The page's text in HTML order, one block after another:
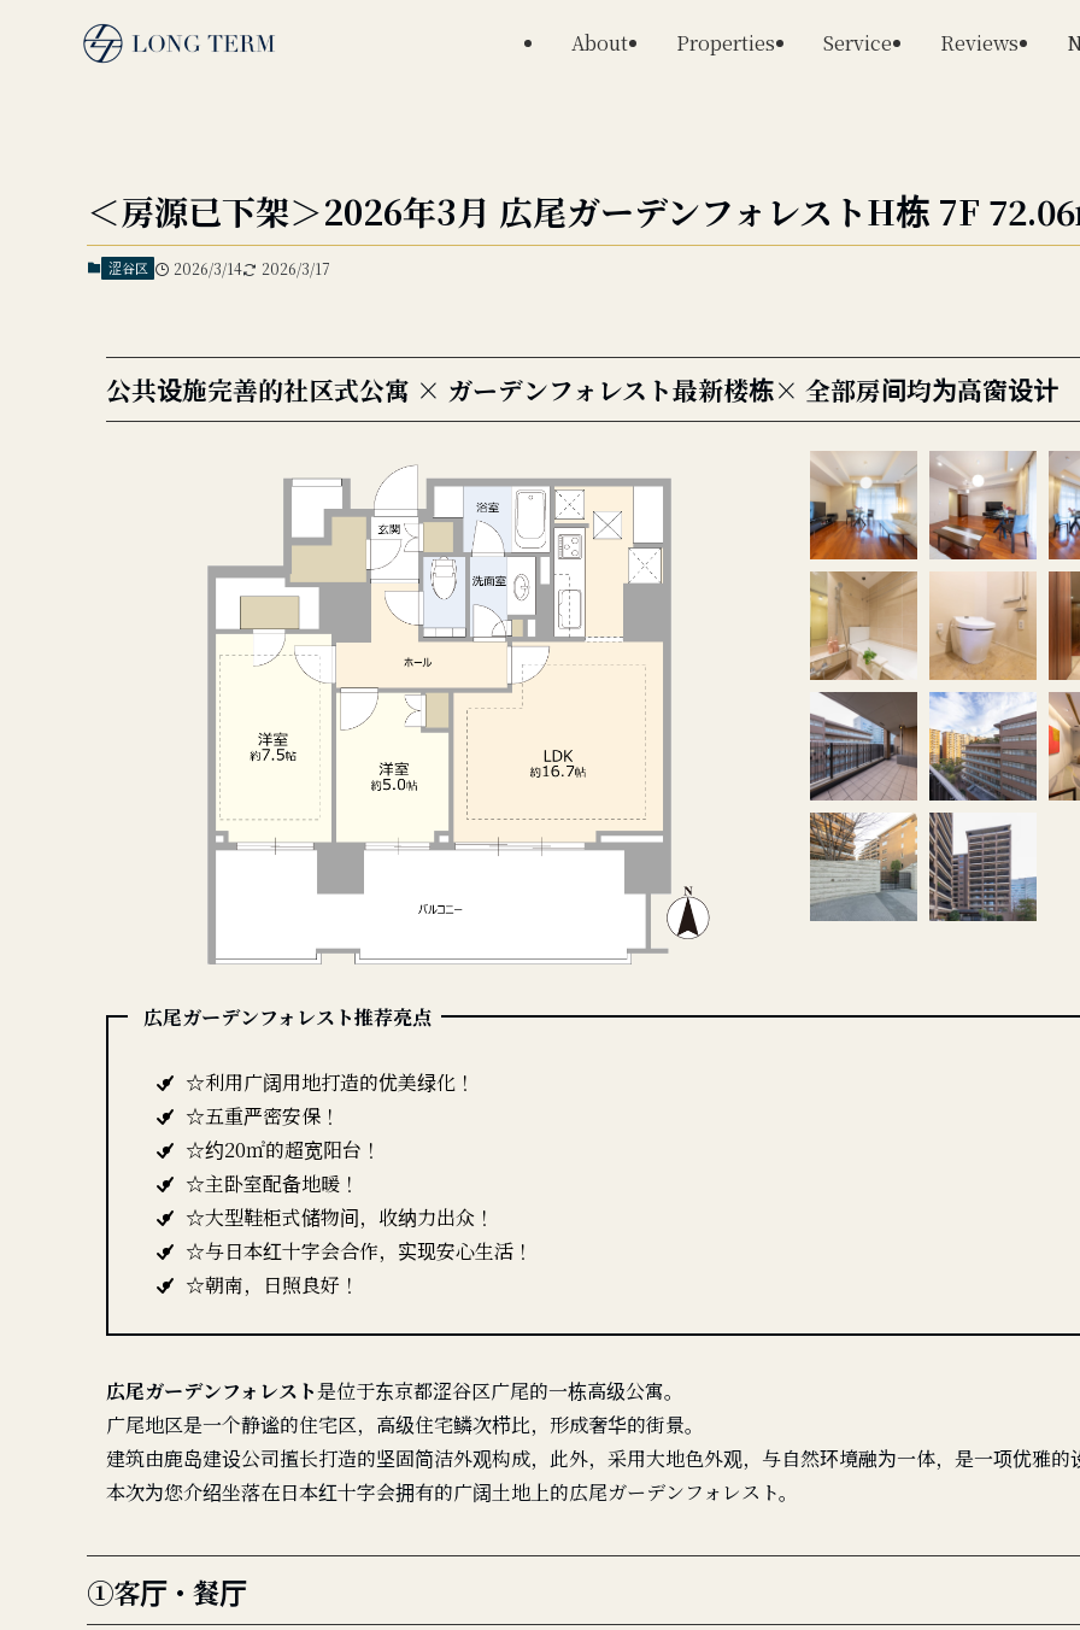
About Properties Service Reviews
＜房源已下架＞2026年3月 広尾ガーデンフォレストH栋 7F
涩谷区 2026/3/14 2026/3/17
公共设施完善的社区式公寓 × ガーデンフォレスト最新楼栋× 全部房间均为高窗设计
広尾ガーデンフォレスト推荐亮点
☆利用广阔用地打造的优美绿化！
☆五重严密安保！
☆约20㎡的超宽阳台！
☆主卧室配备地暖！
☆大型鞋柜式储物间，收纳力出众！
☆与日本红十字会合作，实现安心生活！
☆朝南，日照良好！
広尾ガーデンフォレスト是位于东京都涩谷区广尾的一栋高级公寓。
广尾地区是一个静谧的住宅区，高级住宅鳞次栉比，形成奢华的街景。
建筑由鹿岛建设公司擅长打造的坚固简洁外观构成，此外，采用大地色外观，与自然环境融为一体，是一项优雅的
本次为您介绍坐落在日本红十字会拥有的广阔土地上的広尾ガーデンフォレスト。
①客厅・餐厅